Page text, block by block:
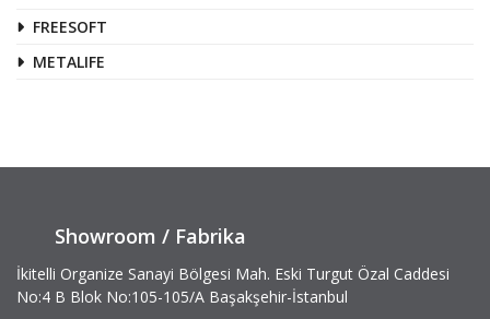
FREESOFT
METALIFE
Showroom / Fabrika
İkitelli Organize Sanayi Bölgesi Mah. Eski Turgut Özal Caddesi
No:4 B Blok No:105-105/A Başakşehir-İstanbul